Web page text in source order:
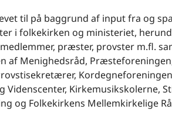
til på baggrund af input fra og
i folkekirken og ministeriet,
præster, provster m.fl.
af Menighedsråd,
Videnscenter, Kirkemusikskolerne,
og Folkekirkens Mellemkirkelige